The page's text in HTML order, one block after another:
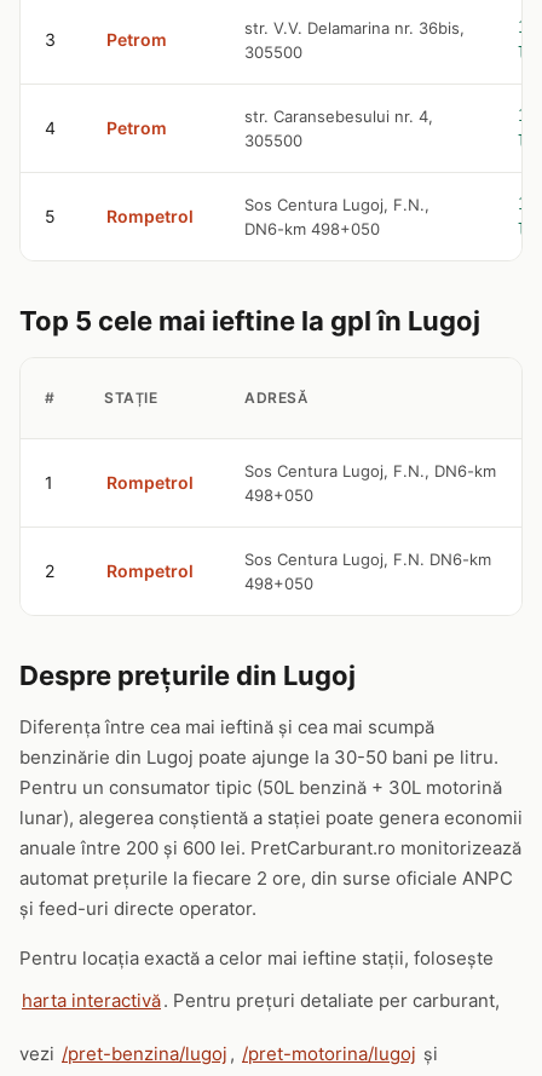
3 Petrom
str. V.V. Delamarina nr. 36bis,
305500
4 Petrom
str. Caransebesului nr. 4,
305500
5 Rompetrol
Sos Centura Lugoj, F.N.,
DN6-km 498+050
Top 5 cele mai ieftine la gpl în Lugoj
# STAȚIE ADRESĂ
1 Rompetrol
Sos Centura Lugoj, F.N., DN6-km
498+050
2 Rompetrol
Sos Centura Lugoj, F.N. DN6-km
498+050
Despre prețurile din Lugoj
Diferența între cea mai ieftină și cea mai scumpă
benzinărie din Lugoj poate ajunge la 30-50 bani pe litru.
Pentru un consumator tipic (50L benzină + 30L motorină
lunar), alegerea conștientă a stației poate genera economii
anuale între 200 și 600 lei. PretCarburant.ro monitorizează
automat prețurile la fiecare 2 ore, din surse oficiale ANPC
și feed-uri directe operator.
Pentru locația exactă a celor mai ieftine stații, folosește
harta interactivă. Pentru prețuri detaliate per carburant,
vezi /pret-benzina/lugoj , /pret-motorina/lugoj și